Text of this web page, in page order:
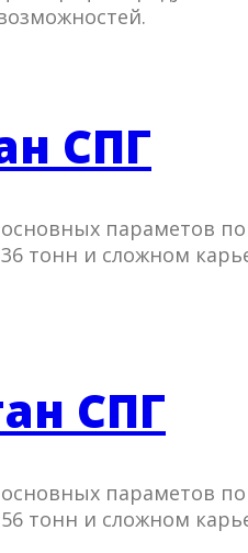
СПГ
параметов
тонн и сложном
СПГ
параметов
тонн и сложном